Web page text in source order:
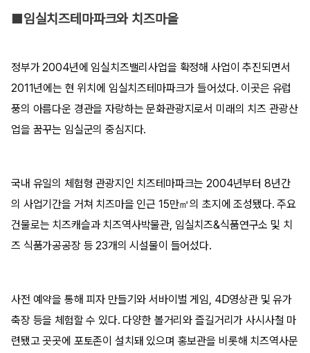
■임실치즈테마파크와 치즈마을
정부가 2004년에 임실치즈밸리사업을 확정해 사업이 추진되면서
2011년에는 현 위치에 임실치즈테마파크가 들어섰다. 이곳은 유럽
풍의 아름다운 경관을 자랑하는 문화관광지로서 미래의 치즈 관광산
업을 꿈꾸는 임실군의 중심지다.
국내 유일의 체험형 관광지인 치즈테마파크는 2004년부터 8년간
의 사업기간을 거쳐 치즈마을 인근 15만㎡의 초지에 조성됐다. 주요
건물로는 치즈캐슬과 치즈역사박물관, 임실치즈&식품연구소 및 치
즈 식품가공공장 등 23개의 시설물이 들어섰다.
사전 예약을 통해 피자 만들기와 서바이벌 게임, 4D영상관 및 유가
축장 등을 체험할 수 있다. 다양한 볼거리와 즐길거리가 사시사철 마
련됐고 곳곳에 포토존이 설치돼 있으며 홍보관을 비롯해 치즈역사문